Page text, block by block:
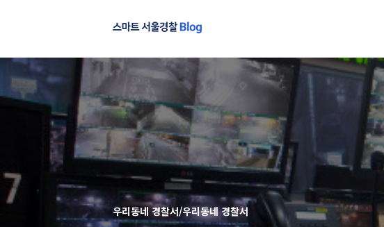
우리동네 경찰서/우리동네 경찰서